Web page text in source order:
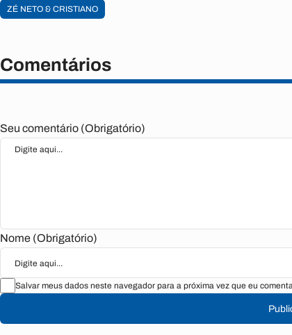
ZÉ NETO & CRISTIANO
Comentários
Seu comentário (Obrigatório)
Nome (Obrigatório)
Salvar meus dados neste navegador para a próxima vez que eu